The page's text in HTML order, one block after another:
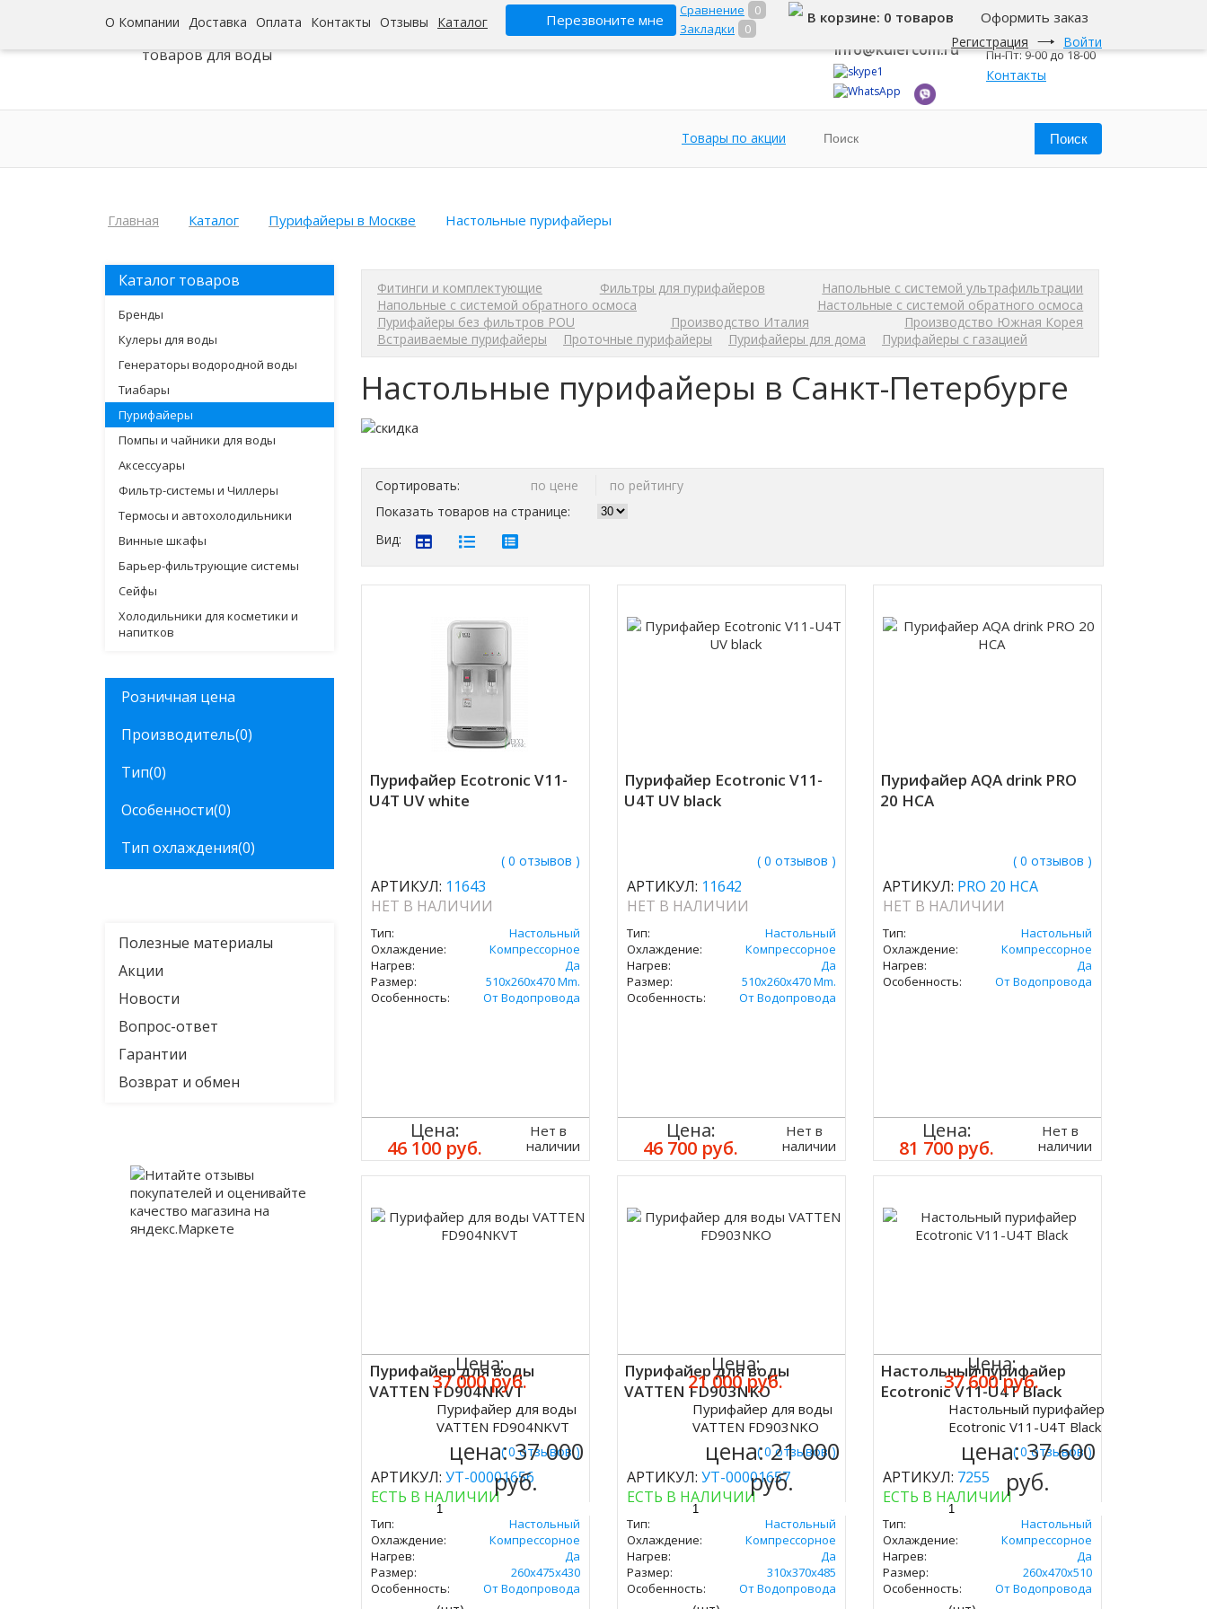
О Компании Доставка Оплата Контакты Отзывы Каталог Перезвоните мне
Сравнение
0
Закладки
0
Регистрация Войти
В корзине: 0 товаров Оформить заказ
Интернет-гипермаркет
товаров для воды
8 800 500-345-1
info@kulercom.ru
Санкт-Петербург
Пн-Пт: 9-00 до 18-00
Контакты
Товары по акции
Главная Каталог Пурифайеры в Москве Настольные пурифайеры
Каталог товаров
Бренды
Кулеры для воды
Генераторы водородной воды
Тиабары
Пурифайеры
Помпы и чайники для воды
Аксессуары
Фильтр-системы и Чиллеры
Термосы и автохолодильники
Винные шкафы
Барьер-фильтрующие системы
Сейфы
Холодильники для косметики и
напитков
Розничная цена
Производитель(0)
Тип(0)
Особенности(0)
Тип охлаждения(0)
Полезные материалы
Акции
Новости
Вопрос-ответ
Гарантии
Возврат и обмен
Фитинги и комплектующие Фильтры для пурифайеров
Напольные с системой ультрафильтрации
Напольные с системой обратного осмоса
Настольные с системой обратного осмоса
Пурифайеры без фильтров POU
Производство Италия
Производство Южная Корея
Встраиваемые пурифайеры
Проточные пурифайеры Пурифайеры для дома Пурифайеры с газацией
Настольные пурифайеры в Санкт-Петербурге
Сортировать: по цене
по рейтингу
Показать товаров на странице:
Вид:
Пурифайер Ecotronic V11-
U4T UV white
( 0 отзывов )
АРТИКУЛ: 11643
НЕТ В НАЛИЧИИ
Тип:
Настольный
Охлаждение:
Компрессорное
Нагрев:
Да
Размер:
510x260x470 Mm.
Особенность:
От Водопровода
Цена:
46 100 руб.
Нет в
наличии
Пурифайер Ecotronic V11-
U4T UV black
( 0 отзывов )
АРТИКУЛ: 11642
НЕТ В НАЛИЧИИ
Тип:
Настольный
Охлаждение:
Компрессорное
Нагрев:
Да
Размер:
510x260x470 Mm.
Особенность:
От Водопровода
Цена:
46 700 руб.
Нет в
наличии
Пурифайер AQA drink PRO
20 HCA
( 0 отзывов )
АРТИКУЛ: PRO 20 HCA
НЕТ В НАЛИЧИИ
Тип:
Настольный
Охлаждение:
Компрессорное
Нагрев:
Да
Особенность:
От Водопровода
Цена:
81 700 руб.
Нет в
наличии
Пурифайер для воды
VATTEN FD904NKVT
( 0 отзывов )
АРТИКУЛ: УТ-00001656
ЕСТЬ В НАЛИЧИИ
Тип:
Настольный
Охлаждение:
Компрессорное
Нагрев:
Да
Размер:
260х475х430
Особенность:
От Водопровода
Цена:
37 000 руб.
Пурифайер для воды
VATTEN FD904NKVT
цена:37 000
руб.
Пурифайер для воды
VATTEN FD903NKO
( 0 отзывов )
АРТИКУЛ: УТ-00001657
ЕСТЬ В НАЛИЧИИ
Тип:
Настольный
Охлаждение:
Компрессорное
Нагрев:
Да
Размер:
310х370х485
Особенность:
От Водопровода
Цена:
21 000 руб.
Пурифайер для воды
VATTEN FD903NKO
цена:21 000
руб.
Настольный пурифайер
Ecotronic V11-U4T Black
( 0 отзывов )
АРТИКУЛ: 7255
ЕСТЬ В НАЛИЧИИ
Тип:
Настольный
Охлаждение:
Компрессорное
Нагрев:
Да
Размер:
260x470х510
Особенность:
От Водопровода
Цена:
37 600 руб.
Настольный пурифайер
Ecotronic V11-U4T Black
цена:37 600
руб.